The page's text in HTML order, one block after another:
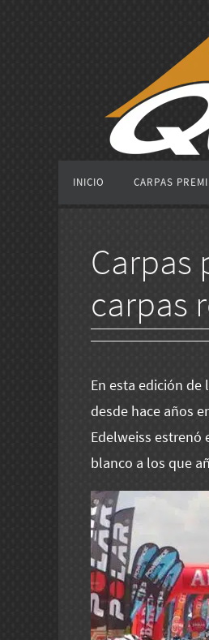
contenido
INICIO CARPAS
Carpas
carpas
En esta edición
desde hace años
Edelweiss estrenó
blanco a los que